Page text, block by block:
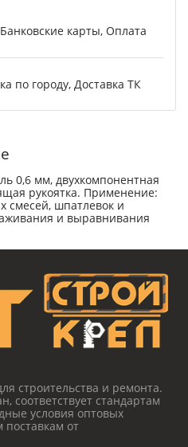
карты, Оплата
по городу, Доставка ТК
0,6 мм, двухкомпонентная
рукоятка. Применение:
смесей, шпатлевок и
и выравнивания
строительства и ремонта.
соответствует стандартам
условия оптовых
поставкам от